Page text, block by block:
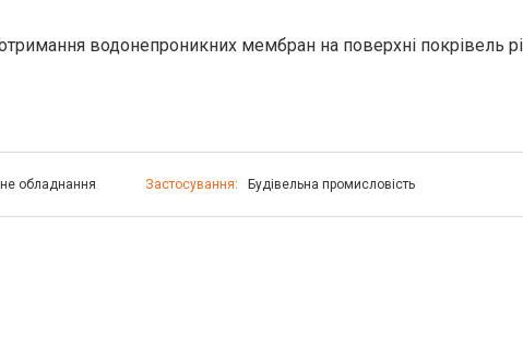
водонепроникних мембран на поверхні покрівель
обладнання Застосування: Будівельна промисловість